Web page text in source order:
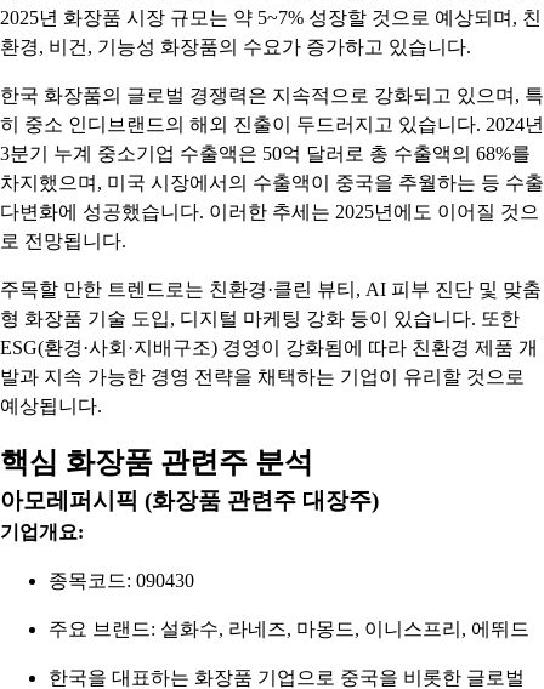
2025년 화장품 시장 규모는 약 5~7% 성장할 것으로 예상되며, 친
환경, 비건, 기능성 화장품의 수요가 증가하고 있습니다.
한국 화장품의 글로벌 경쟁력은 지속적으로 강화되고 있으며, 특
히 중소 인디브랜드의 해외 진출이 두드러지고 있습니다. 2024년
3분기 누계 중소기업 수출액은 50억 달러로 총 수출액의 68%를
차지했으며, 미국 시장에서의 수출액이 중국을 추월하는 등 수출
다변화에 성공했습니다. 이러한 추세는 2025년에도 이어질 것으
로 전망됩니다.
주목할 만한 트렌드로는 친환경·클린 뷰티, AI 피부 진단 및 맞춤
형 화장품 기술 도입, 디지털 마케팅 강화 등이 있습니다. 또한
ESG(환경·사회·지배구조) 경영이 강화됨에 따라 친환경 제품 개
발과 지속 가능한 경영 전략을 채택하는 기업이 유리할 것으로
예상됩니다.
핵심 화장품 관련주 분석
아모레퍼시픽 (화장품 관련주 대장주)
기업개요:
종목코드: 090430
주요 브랜드: 설화수, 라네즈, 마몽드, 이니스프리, 에뛰드
한국을 대표하는 화장품 기업으로 중국을 비롯한 글로벌